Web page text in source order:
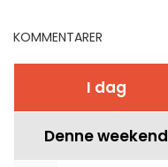
KOMMENTARER
I dag
Denne weekend